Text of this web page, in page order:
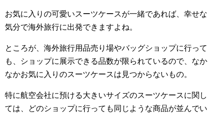
お気に入りの可愛いスーツケースが一緒であれば、幸せな
気分で海外旅行に出発できますよね。
ところが、海外旅行用品売り場やバッグショップに行って
も、ショップに展示できる品数が限られているので、なか
なかお気に入りのスーツケースは見つからないもの。
特に航空会社に預ける大きいサイズのスーツケースに関し
ては、どのショップに行っても同じような商品が並んでい